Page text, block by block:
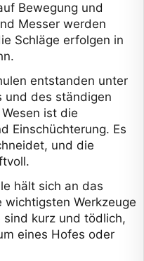
Bewegung und
Messer werden
Schläge erfolgen in
entstanden unter
und des ständigen
ist die
Einschüchterung. Es
und die
hält sich an das
wichtigsten Werkzeuge
sind kurz und tödlich,
eines Hofes oder